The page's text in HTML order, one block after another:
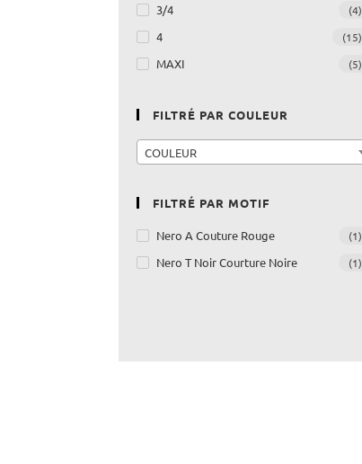
3/4 (4)
4 (15)
MAXI (5)
FILTRÉ PAR COULEUR
COULEUR
FILTRÉ PAR MOTIF
Nero A Couture Rouge (1)
Nero T Noir Courture Noire (1)